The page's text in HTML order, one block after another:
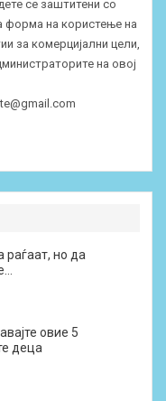
се заштитени со
форма на користење на
за комерцијални цели,
на овој
раѓаат, но да
овие 5
деца